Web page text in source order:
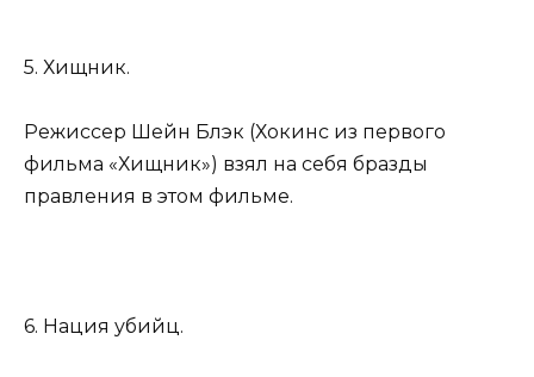
5. Хищник.
Режиссер Шейн Блэк (Хокинс из первого
фильма «Хищник») взял на себя бразды
правления в этом фильме.
6. Нация убийц.